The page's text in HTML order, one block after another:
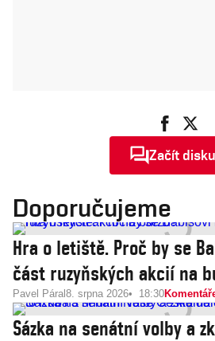
Začít
Doporučujeme
Hra o letiště. Proč by se
část ruzyňských akcií na
Pavel Páral 8. srpna 2026 18:30
Sázka na senátní volby a